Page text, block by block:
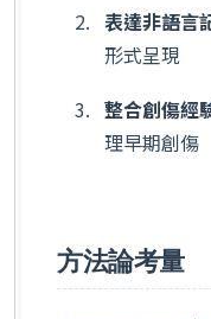
表達非語言
形式呈現
整合創傷經
理早期創傷
方法論考量